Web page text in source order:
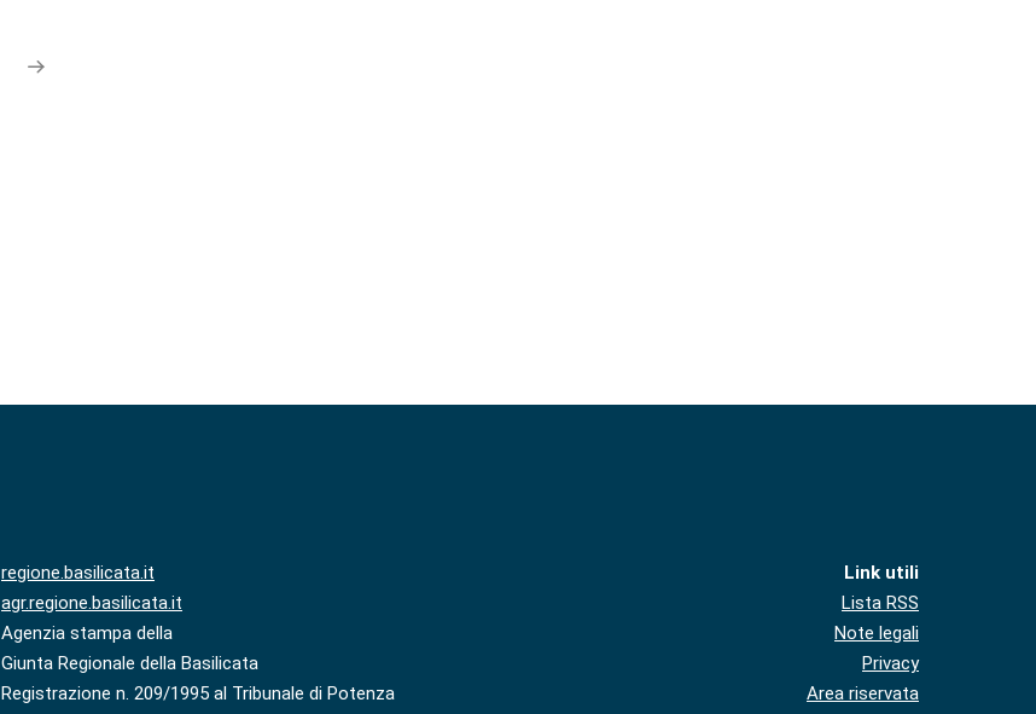
regione.basilicata.it
agr.regione.basilicata.it
Agenzia stampa della
Giunta Regionale della Basilicata
Registrazione n. 209/1995 al Tribunale di Potenza
Link utili
Lista RSS
Note legali
Privacy
Area riservata